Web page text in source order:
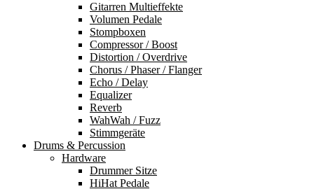
Gitarren Multieffekte
Volumen Pedale
Stompboxen
Compressor / Boost
Distortion / Overdrive
Chorus / Phaser / Flanger
Echo / Delay
Equalizer
Reverb
WahWah / Fuzz
Stimmgeräte
Drums & Percussion
Hardware
Drummer Sitze
HiHat Pedale